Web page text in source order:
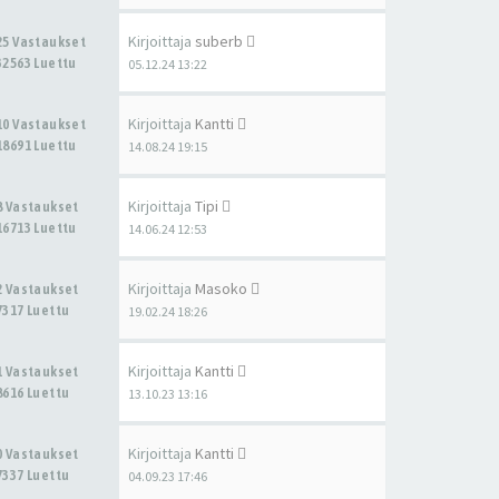
Vastaukset
Luettu
Kirjoittaja suberb
05.12.24 13:22
Vastaukset
Luettu
Kirjoittaja Kantti
14.08.24 19:15
Vastaukset
Luettu
Kirjoittaja Tipi
14.06.24 12:53
Vastaukset
Luettu
Kirjoittaja Masoko
19.02.24 18:26
Vastaukset
Luettu
Kirjoittaja Kantti
13.10.23 13:16
Vastaukset
Luettu
Kirjoittaja Kantti
04.09.23 17:46